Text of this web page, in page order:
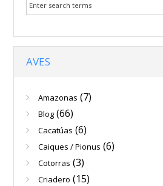
AVES
Amazonas (7)
Blog(66)
Cacatúas (6)
Caiques / Pionus (6)
Cotorras (3)
Criadero (15)